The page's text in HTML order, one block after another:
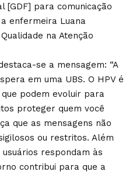
[GDF] para comunicação
enfermeira Luana
na Atenção
se a mensagem: “A
em uma UBS. O HPV é
podem evoluir para
proteger quem você
que as mensagens não
ou restritos. Além
respondam às
contribui para que a